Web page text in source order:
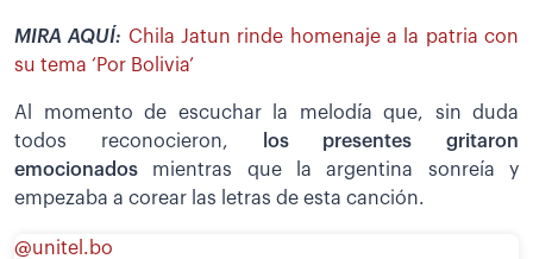
MIRA AQUÍ: Chila Jatun rinde homenaje a la patria con
su tema ‘Por Bolivia’
Al momento de escuchar la melodía que, sin duda
todos reconocieron,
los presentes gritaron
emocionados mientras que la argentina sonreía y
empezaba a corear las letras de esta canción.
@unitel.bo